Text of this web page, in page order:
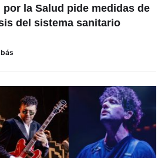
por la Salud pide medidas de
del sistema sanitario